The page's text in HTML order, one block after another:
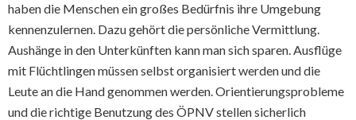
haben die Menschen ein großes Bedürfnis ihre Umgebung
kennenzulernen. Dazu gehört die persönliche Vermittlung.
Aushänge in den Unterkünften kann man sich sparen. Ausflüge
mit Flüchtlingen müssen selbst organisiert werden und die
Leute an die Hand genommen werden. Orientierungsprobleme
und die richtige Benutzung des ÖPNV stellen sicherlich